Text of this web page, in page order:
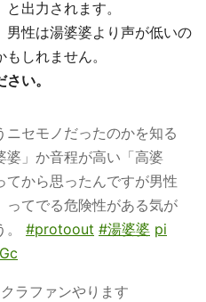
出力されます。
性は湯婆婆より声が低いの
しれません。
い。
セモノだったのかを知る
婆」か音程が高い「高婆
から思ったんですが男性
ってでる危険性がある気が
。 #protoout #湯婆婆 pi
ラファンやります